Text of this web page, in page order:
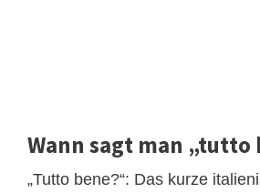
Wann sagt man „tutto
„Tutto bene?“: Das kurze